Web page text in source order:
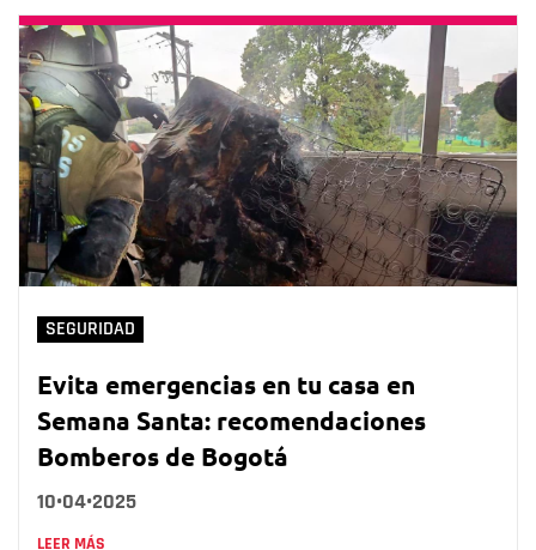
SEGURIDAD
Evita emergencias en tu casa en
Semana Santa: recomendaciones
Bomberos de Bogotá
10•04•2025
LEER MÁS